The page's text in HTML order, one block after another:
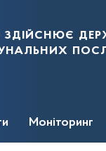
Моніторинг